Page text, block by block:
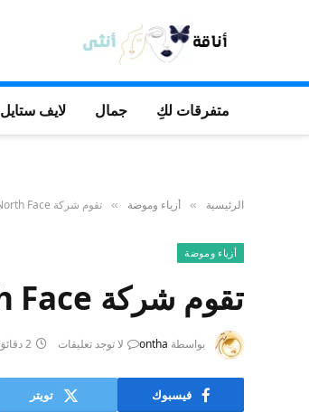
متفرقات لكِ جمال لايف ستايل
الرئيسية » أزياء وموضة » تقوم شركة North Face بتجربة النايلون المتجدد في اليابان
أزياء وموضة
تقوم شركة North Face بتجربة النايلون المتجدد في اليابان
بواسطة ontha لا توجد تعليقات 2 دقائق
فيسبوك تويتر